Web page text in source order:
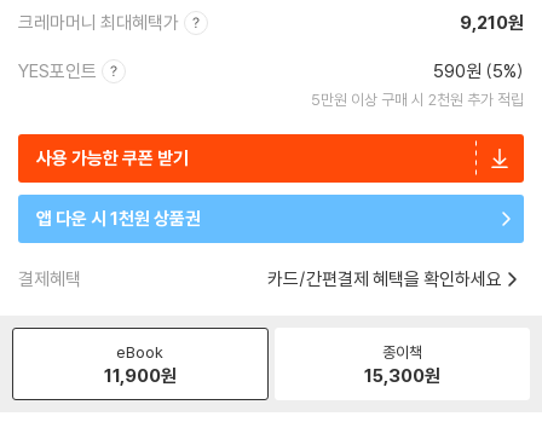
크레마머니 최대혜택가 9,210원
YES포인트 590원 (5%)
5만원 이상 구매 시 2천원 추가 적립
사용 가능한 쿠폰 받기
앱 다운 시 1천원 상품권
결제혜택 카드/간편결제 혜택을 확인하세요
eBook
11,900원
종이책
15,300원